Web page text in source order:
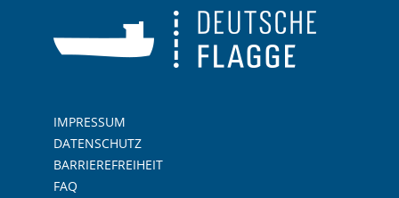
IMPRESSUM
DATENSCHUTZ
BARRIEREFREIHEIT
FAQ